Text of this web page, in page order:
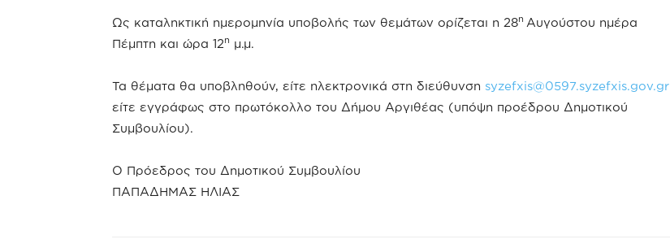
Ως καταληκτική ημερομηνία υποβολής των θεμάτων ορίζεται η 28η Αυγούστου ημέρα
Πέμπτη και ώρα 12η μ.μ.
Τα θέματα θα υποβληθούν, είτε ηλεκτρονικά στη διεύθυνση syzefxis@0597.syzefxis.gov.gr
είτε εγγράφως στο πρωτόκολλο του Δήμου Αργιθέας (υπόψη προέδρου Δημοτικού
Συμβουλίου).
Ο Πρόεδρος του Δημοτικού Συμβουλίου
ΠΑΠΑΔΗΜΑΣ ΗΛΙΑΣ